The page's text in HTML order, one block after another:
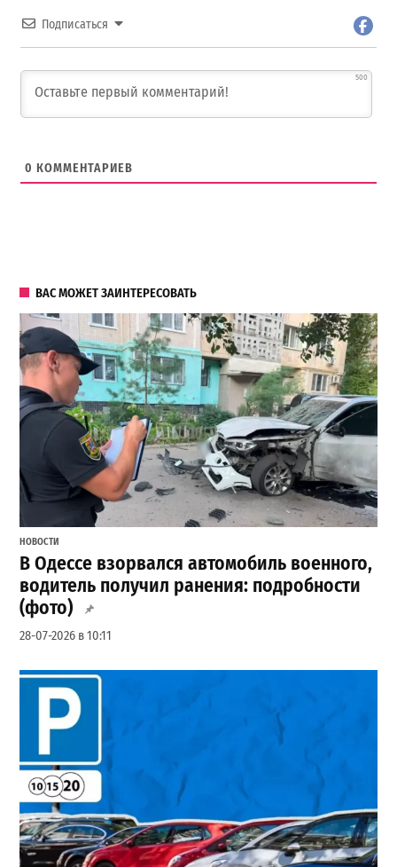
Подписаться
500
0 КОММЕНТАРИЕВ
ВАС МОЖЕТ ЗАИНТЕРЕСОВАТЬ
НОВОСТИ
В Одессе взорвался автомобиль военного,
водитель получил ранения: подробности
(фото)
28-07-2026 в 10:11